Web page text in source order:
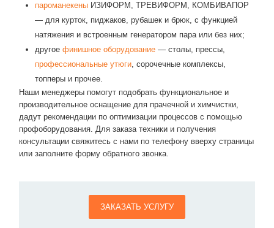
пароманекены ИЗИФОРМ, ТРЕВИФОРМ, КОМБИВАПОР
— для курток, пиджаков, рубашек и брюк, с функцией
натяжения и встроенным генератором пара или без них;
другое финишное оборудование — столы, прессы,
профессиональные утюги, сорочечные комплексы,
топперы и прочее.
Наши менеджеры помогут подобрать функциональное и
производительное оснащение для прачечной и химчистки,
дадут рекомендации по оптимизации процессов с помощью
профоборудования. Для заказа техники и получения
консультации свяжитесь с нами по телефону вверху страницы
или заполните форму обратного звонка.
ЗАКАЗАТЬ УСЛУГУ